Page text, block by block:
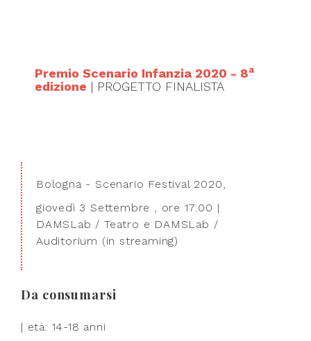
Premio Scenario Infanzia 2020 - 8a
edizione | PROGETTO FINALISTA
Bologna - Scenario Festival 2020,
giovedì 3 Settembre , ore 17:00 |
DAMSLab / Teatro e DAMSLab /
Auditorium (in streaming)
Da consumarsi
| età: 14-18 anni